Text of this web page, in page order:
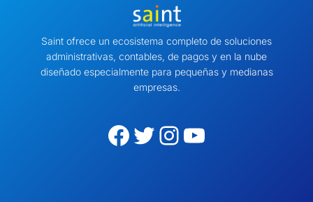
Saint ofrece un ecosistema completo de soluciones
administrativas, contables, de pagos y en la nube
diseñado especialmente para pequeñas y medianas
empresas.
Facebook Twitter Instagram YouTube